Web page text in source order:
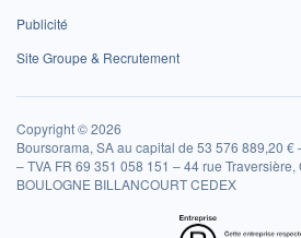
Publicité
Site Groupe & Recrutement
Copyright © 2026
Boursorama, SA au capital de 53 576 889,20 €
– TVA FR 69 351 058 151 – 44 rue
BOULOGNE BILLANCOURT CEDEX